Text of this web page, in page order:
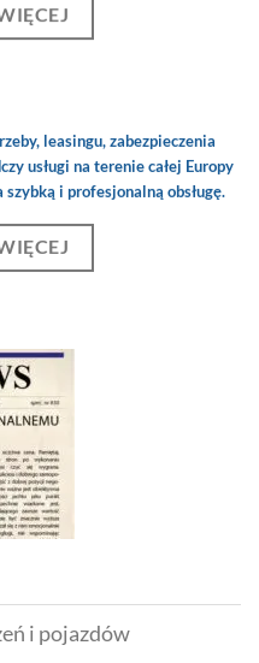
leasingu, zabezpieczenia
usługi na terenie całej Europy
i profesjonalną obsługę.
i pojazdów